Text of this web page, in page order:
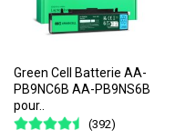
Green Cell Batterie AA-
PB9NC6B AA-PB9NS6B
pour..
(392)